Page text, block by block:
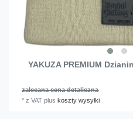
YAKUZA PREMIUM
zalecana cena detaliczna
*z VAT pluskoszty wysyłki